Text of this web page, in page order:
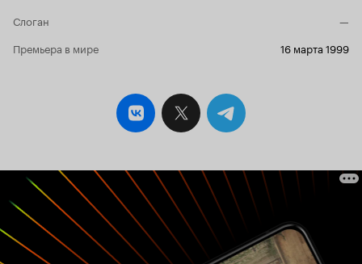
Слоган
—
Премьера в мире
16 марта 1999